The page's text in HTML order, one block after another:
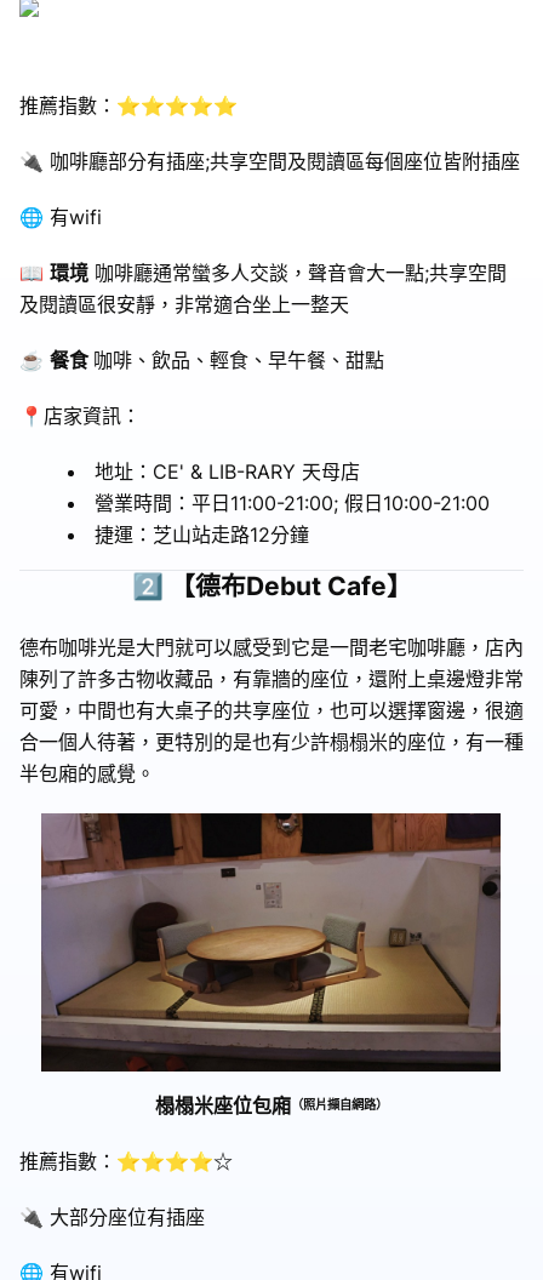
推薦指數：⭐⭐⭐⭐⭐
🔌 咖啡廳部分有插座;共享空間及閱讀區每個座位皆附插座
🌐 有wifi
📖 環境 咖啡廳通常蠻多人交談，聲音會大一點;共享空間
及閱讀區很安靜，非常適合坐上一整天
☕️ 餐食 咖啡、飲品、輕食、早午餐、甜點
📍店家資訊：
地址： CE' & LIB-RARY 天母店
營業時間：平日11:00-21:00; 假日10:00-21:00
捷運：芝山站走路12分鐘
2️⃣ 【德布Debut Cafe】
德布咖啡光是大門就可以感受到它是一間老宅咖啡廳，店內
陳列了許多古物收藏品，有靠牆的座位，還附上桌邊燈非常
可愛，中間也有大桌子的共享座位，也可以選擇窗邊，很適
合一個人待著，更特別的是也有少許榻榻米的座位，有一種
半包廂的感覺。
榻榻米座位包廂 （照片擷自網路）
推薦指數：⭐⭐⭐⭐☆
🔌 大部分座位有插座
🌐 有wifi